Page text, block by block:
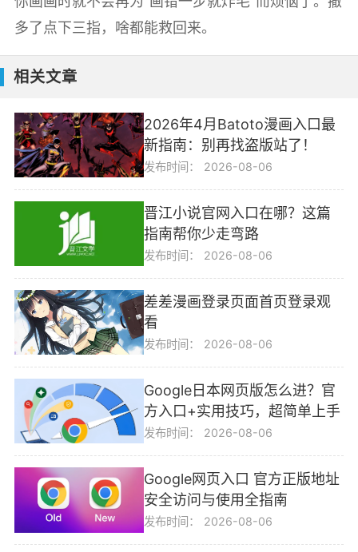
多了点下三指，啥都能救回来。
相关文章
2026年4月Batoto漫画入口最
新指南：别再找盗版站了！
发布时间： 2026-08-06
晋江小说官网入口在哪？这篇
指南帮你少走弯路
发布时间： 2026-08-06
差差漫画登录页面首页登录观
看
发布时间： 2026-08-06
Google日本网页版怎么进？官
方入口+实用技巧，超简单上手
发布时间： 2026-08-06
Google网页入口 官方正版地址
安全访问与使用全指南
发布时间： 2026-08-06